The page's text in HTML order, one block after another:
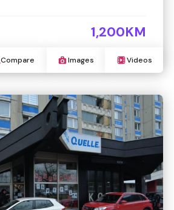
1,200KM
Compare Images Videos